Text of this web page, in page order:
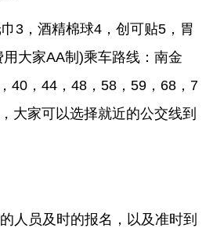
3，酒精棉球4，创可贴5，胃
大家AA制)乘车路线：南金
40，44，48，58，59，68，7
大家可以选择就近的公交线到
人员及时的报名，以及准时到